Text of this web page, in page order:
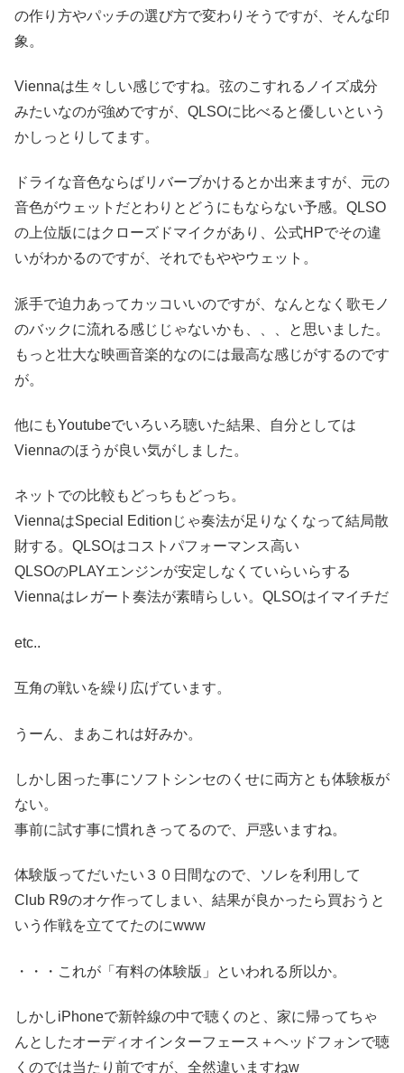
の作り方やパッチの選び方で変わりそうですが、そんな印
象。
Viennaは生々しい感じですね。弦のこすれるノイズ成分
みたいなのが強めですが、QLSOに比べると優しいという
かしっとりしてます。
ドライな音色ならばリバーブかけるとか出来ますが、元の
音色がウェットだとわりとどうにもならない予感。QLSO
の上位版にはクローズドマイクがあり、公式HPでその違
いがわかるのですが、それでもややウェット。
派手で迫力あってカッコいいのですが、なんとなく歌モノ
のバックに流れる感じじゃないかも、、、と思いました。
もっと壮大な映画音楽的なのには最高な感じがするのです
が。
他にもYoutubeでいろいろ聴いた結果、自分としては
Viennaのほうが良い気がしました。
ネットでの比較もどっちもどっち。
ViennaはSpecial Editionじゃ奏法が足りなくなって結局散
財する。QLSOはコストパフォーマンス高い
QLSOのPLAYエンジンが安定しなくていらいらする
Viennaはレガート奏法が素晴らしい。QLSOはイマイチだ
etc..
互角の戦いを繰り広げています。
うーん、まあこれは好みか。
しかし困った事にソフトシンセのくせに両方とも体験板が
ない。
事前に試す事に慣れきってるので、戸惑いますね。
体験版ってだいたい３０日間なので、ソレを利用して
Club R9のオケ作ってしまい、結果が良かったら買おうと
いう作戦を立ててたのにwww
・・・これが「有料の体験版」といわれる所以か。
しかしiPhoneで新幹線の中で聴くのと、家に帰ってちゃ
んとしたオーディオインターフェース＋ヘッドフォンで聴
くのでは当たり前ですが、全然違いますねw